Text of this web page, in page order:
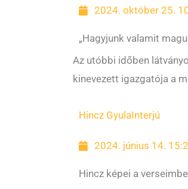
2024. október 25.
„Hagyjunk valamit
Az utóbbi időben
kinevezett igazgatója a
Hincz GyulaInterjú
2024. június 14.
Hincz képei a